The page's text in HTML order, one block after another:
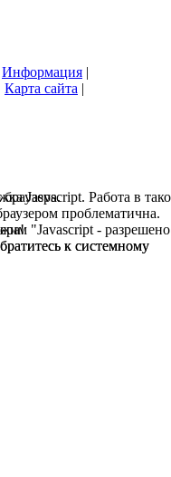
Информация |
Карта сайта |
Jasvscript. Работа в
"Javascript -
к системному
проблематична.
к системному